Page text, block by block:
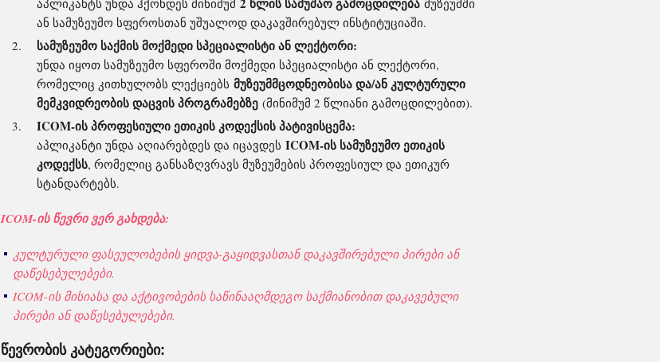
აპლიკანტს უნდა ჰქონდეს მინიმუმ
მუზეუმში
ან სამუზეუმო სფეროსთან უშუალოდ დაკავშირებულ ინსტიტუციაში.
სამუზეუმო საქმის მოქმედი სპეციალისტი ან ლექტორი:
უნდა იყოთ სამუზეუმო სფეროში მოქმედი სპეციალისტი ან ლექტორი,
რომელიც კითხულობს ლექციებს მუზეუმმცოდნეობისა და/ან კულტურული
მემკვიდრეობის დაცვის პროგრამებზე (მინიმუმ 2 წლიანი გამოცდილებით).
ICOM-ის პროფესიული ეთიკის კოდექსის პატივისცემა:
აპლიკანტი უნდა აღიარებდეს და იცავდეს ICOM-ის სამუზეუმო ეთიკის
კოდექსს, რომელიც განსაზღვრავს მუზეუმების პროფესიულ და ეთიკურ
სტანდარტებს.
ICOM-ის წევრი ვერ გახდება:
კულტურული ფასეულობების ყიდვა-გაყიდვასთან დაკავშირებული პირები ან
დაწესებულებები.
ICOM-ის მისიასა და აქტივობების საწინააღმდეგო საქმიანობით დაკავებული
პირები ან დაწესებულებები.
წევრობის კატეგორიები: